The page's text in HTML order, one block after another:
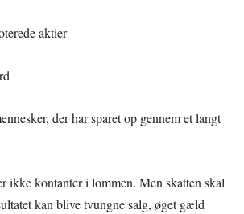
aktier
der har sparet op gennem et langt
ikke kontanter i lommen. Men skatten skal
kan blive tvungne salg, øget gæld